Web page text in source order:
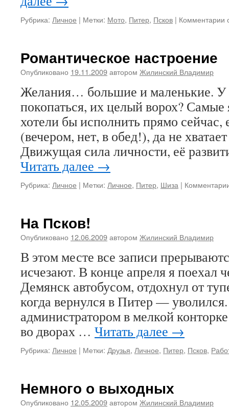
Рубрика: Личное | Метки: Мото, Питер, Псков | Комментарии к
Романтическое настроение
Опубликовано 19.11.2009автором Жилинский Владимир
Желания… большие и маленькие. У
покопаться, их целый ворох?
хотели бы исполнить прямо сейчас,
(вечером, нет, в обед!), да не
Движущая сила личности, её
Читать далее →
Рубрика: Личное | Метки: Личное, Питер, Шиза |
На Псков!
Опубликовано 12.06.2009автором Жилинский Владимир
В этом месте все записи
исчезают. В конце апреля я поехал
Демянск автобусом, отдохнул от
когда вернулся в Питер —
администратором в мелкой
во дворах … Читать далее →
Рубрика: Личное | Метки: Друзья, Личное, Питер, Псков,
Немного о выходных
Опубликовано 12.05.2009автором Жилинский Владимир